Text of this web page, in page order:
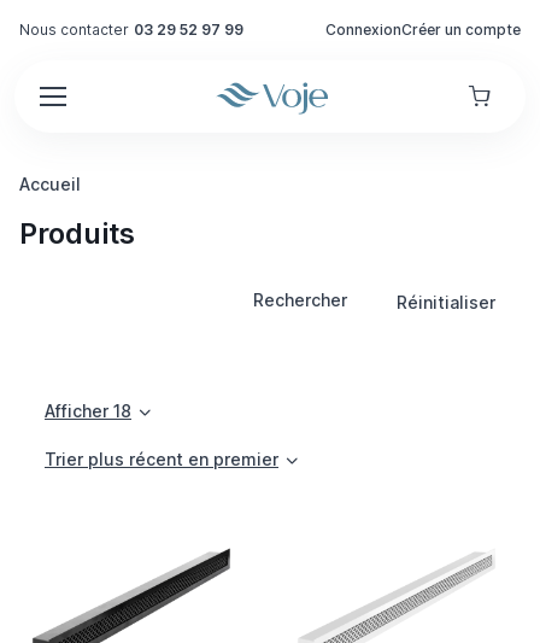
Nous contacter 03 29 52 97 99 ConnexionCréer un compte
Accueil
Produits
Rechercher Réinitialiser
Afficher 18
Trier plus récent en premier